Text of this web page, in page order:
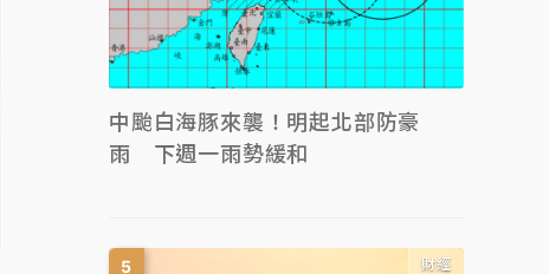
中颱白海豚來襲！明起北部防豪
雨 下週一雨勢緩和
財經